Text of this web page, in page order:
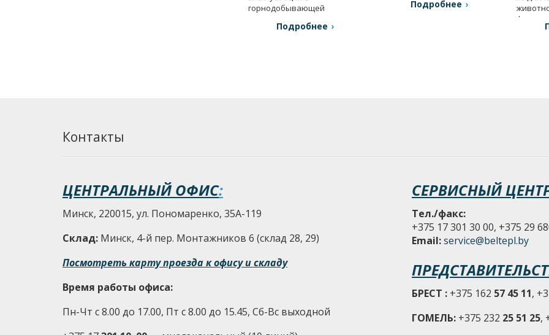
горнодобывающей
Подробнее
Подробнее
фермах.
Контакты
ЦЕНТРАЛЬНЫЙ ОФИС:
Минск, 220015, ул. Пономаренко, 35А-119
Склад: Минск, 4-й пер. Монтажников 6 (склад 28, 29)
Посмотреть карту проезда к офису и складу
Время работы офиса:
Пн-Чт с 8.00 до 17.00, Пт с 8.00 до 15.45, Сб-Вс выходной
СЕРВИСНЫЙ
Тел./факс:
+375 17 301 30 00, +375 29
Email:service@beltepl.by
БРЕСТ : +375 162 57 45 11,
ГОМЕЛЬ: +375 232 25 51 25,